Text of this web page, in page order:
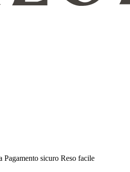
Pagamento sicuro Reso facile